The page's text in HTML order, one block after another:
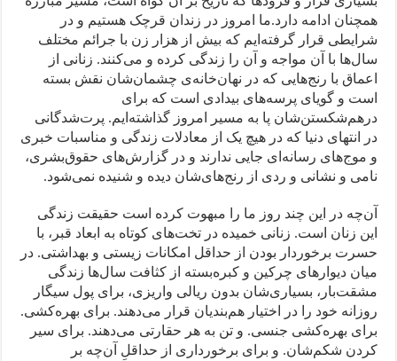
همچنان ادامه دارد.ما امروز در زندان قرچک هستیم و در
شرایطی قرار گرفته‌ایم که بیش از هزار زن با جرائم مختلف
سال‌ها با آن مواجه و آن را زندگی کرده و می‌کنند. زنانی از
اعماق با رنج‌هایی که در نهان‌خانه‌ی چشمان‌شان نقش بسته
است و گویای پرسه‌های بیدادی است که برای
درهم‌شکستن‌شان پا به مسیر امروز گذاشته‌ایم. پرت‌شدگانی
در انتهای دنیا که در هیچ یک از معادلات زندگی و مناسبات خبری
و موج‌های رسانه‌ای جایی ندارند و در گزارش‌های حقوق‌بشری،
نامی و نشانی و ردی از رنج‌های‌شان دیده و شنیده نمی‌شود.
آن‌چه در این چند روز ما را مبهوت کرده است حقیقت زندگی
این زنان است. زنانی خمیده در تخت‌های کوتاه به ابعاد قبر، با
حسرت برخوردار بودن از حداقل امکانات زیستی و بهداشتی. در
میان دیوارهای چرکین و کبره‌بسته از کثافت سال‌ها زندگی
مشقت‌بار، بسیاری‌شان بدون ریالی واریزی، برای پول سیگار
روزانه خود را در اختیار هم‌بندیان قرار می‌دهند. برای بهره‌کشی.
برای بهره‌کشی جنسی. و تن به هر حقارتی می‌دهند. برای سیر
کردن شکم‌شان. و برای برخورداری از حداقلِ آن‌چه بر